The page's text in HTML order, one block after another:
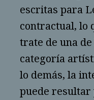
escritas para
contractual, lo
trate de una
categoría
lo demás, la
puede